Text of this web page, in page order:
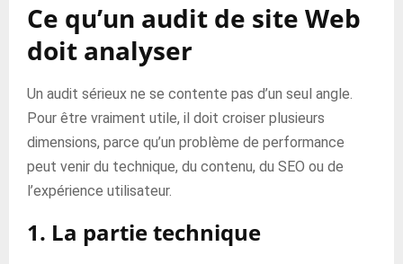
Ce qu’un audit de site Web
doit analyser
Un audit sérieux ne se contente pas d’un seul angle.
Pour être vraiment utile, il doit croiser plusieurs
dimensions, parce qu’un problème de performance
peut venir du technique, du contenu, du SEO ou de
l’expérience utilisateur.
1. La partie technique